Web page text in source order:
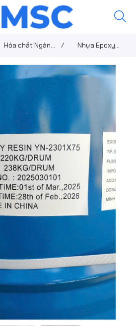
Hóa chất Ngành
sơn
/ Nhựa Epoxy
2301X75